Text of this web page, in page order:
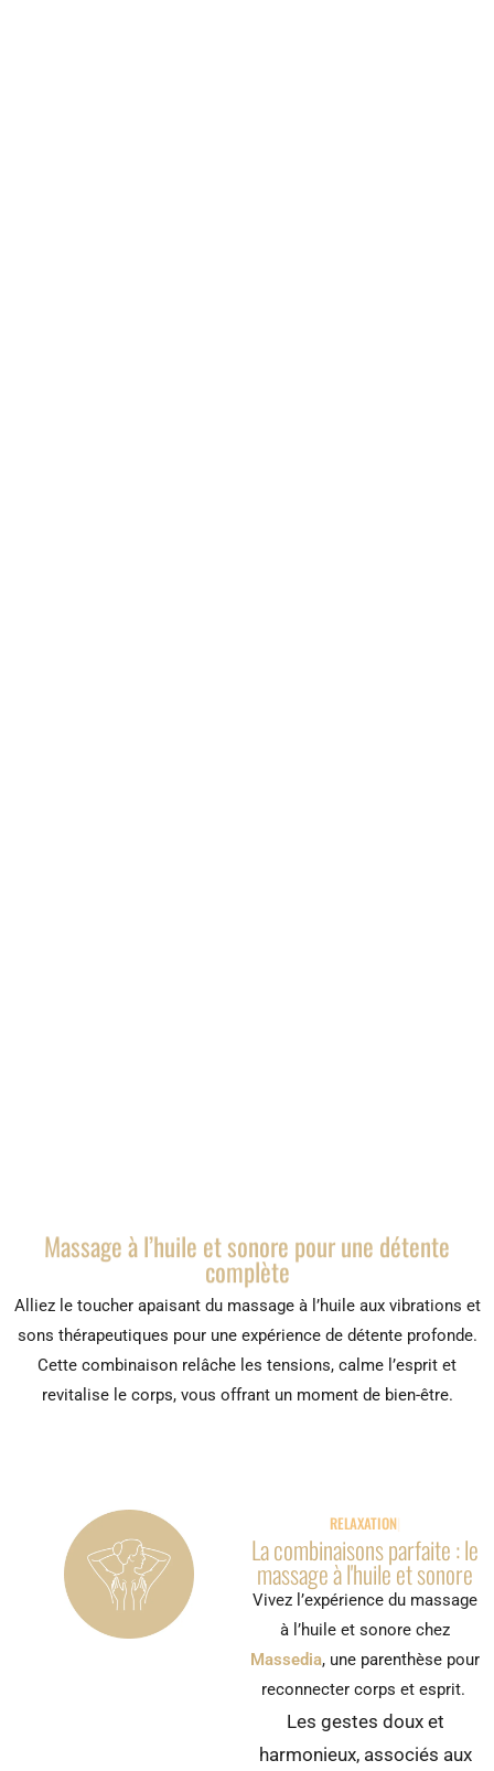
Massage à l’huile et sonore pour une détente
complète
Alliez le toucher apaisant du massage à l’huile aux vibrations et
sons thérapeutiques pour une expérience de détente profonde.
Cette combinaison relâche les tensions, calme l’esprit et
revitalise le corps, vous offrant un moment de bien-être.
RELAXATION PAR LE
La combinaisons parfaite : le
massage à l'huile et sonore
Vivez l’expérience du massage
à l’huile et sonore chez
Massedia, une parenthèse pour
reconnecter corps et esprit.
Les gestes doux et
harmonieux, associés aux